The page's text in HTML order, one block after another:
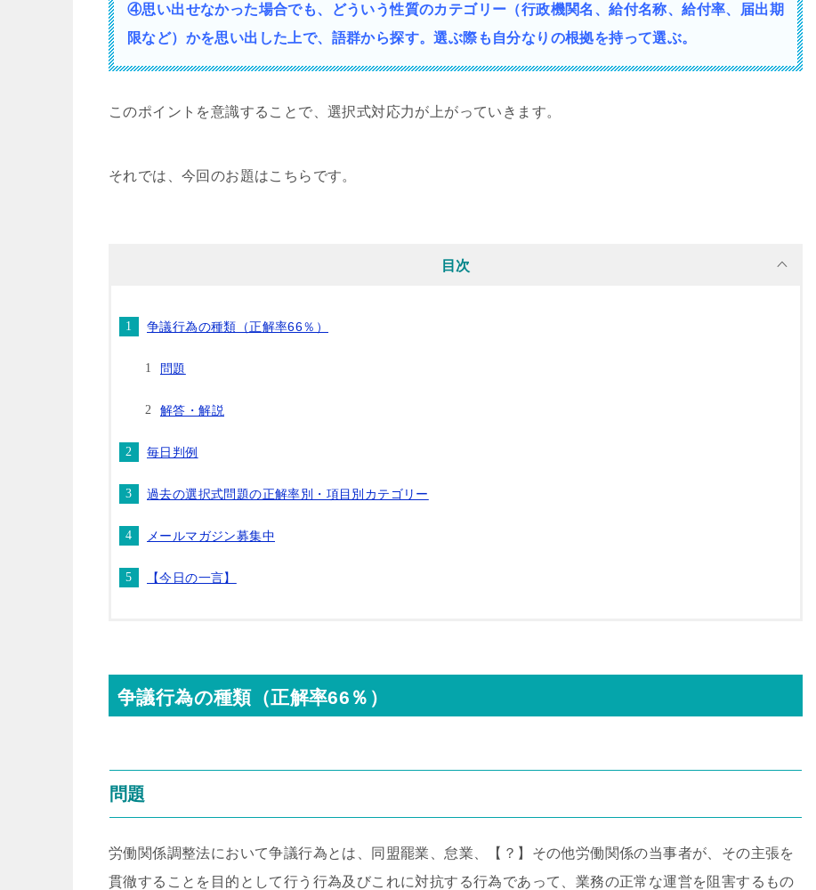
④思い出せなかった場合でも、どういう性質のカテゴリー（行政機関名、給付名称、給付率、届出期
限など）かを思い出した上で、語群から探す。選ぶ際も自分なりの根拠を持って選ぶ。
このポイントを意識することで、選択式対応力が上がっていきます。
それでは、今回のお題はこちらです。
目次
争議行為の種類（正解率66％）
問題
解答・解説
毎日判例
過去の選択式問題の正解率別・項目別カテゴリー
メールマガジン募集中
【今日の一言】
争議行為の種類（正解率66％）
問題
労働関係調整法において争議行為とは、同盟罷業、怠業、【？】その他労働関係の当事者が、その主張を
貫徹することを目的として行う行為及びこれに対抗する行為であって、業務の正常な運営を阻害するもの